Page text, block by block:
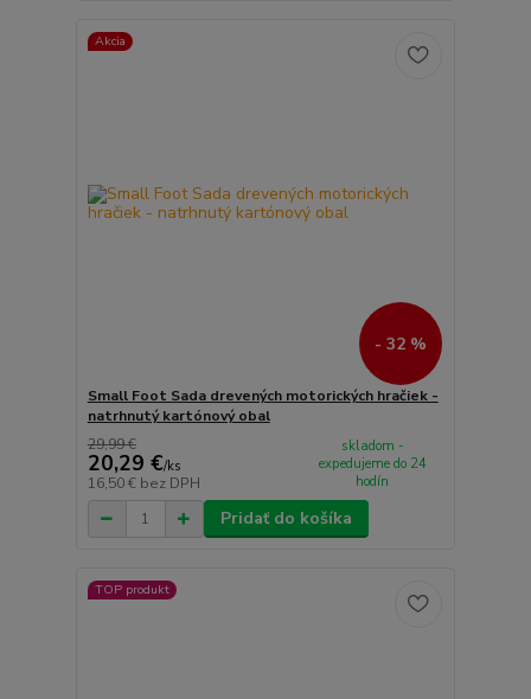
Akcia
- 32 %
Small Foot Sada drevených motorických hračiek -
natrhnutý kartónový obal
29,99 €
20,29 €/ks
16,50 € bez DPH
skladom -
expedujeme do 24
hodín
Pridať do košíka
TOP produkt